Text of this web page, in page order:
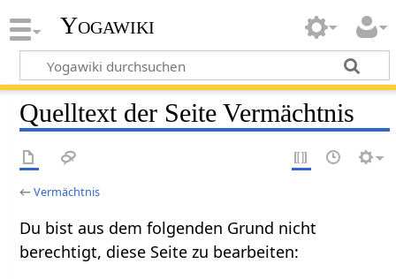
Yogawiki
Quelltext der Seite Vermächtnis
←Vermächtnis
Du bist aus dem folgenden Grund nicht
berechtigt, diese Seite zu bearbeiten: